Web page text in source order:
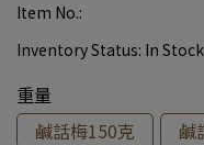
Item No.:
Inventory Status: In Stock
重量
鹹話梅150克
鹹